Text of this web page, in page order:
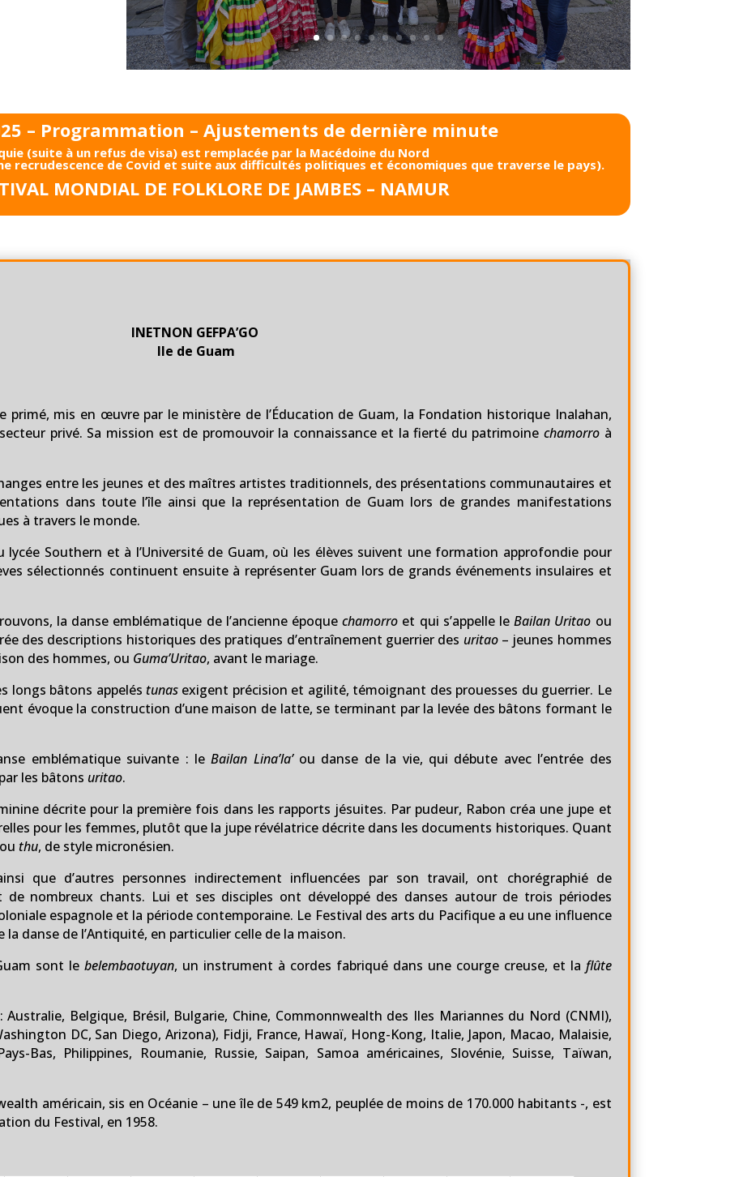
– Programmation – Ajustements de dernière minute
(suite à un refus de visa) est remplacée par la Macédoine du Nord
recrudescence de Covid et suite aux difficultés politiques et économiques que traverse le pays).
MONDIAL DE FOLKLORE DE JAMBES – NAMUR
INETNON GEFPA’GO
Ile de Guam
primé, mis en œuvre par le ministère de l’Éducation de Guam, la Fondation historique Inalahan,
privé. Sa mission est de promouvoir la connaissance et la fierté du patrimoinechamorro à
entre les jeunes et des maîtres artistes traditionnels, des présentations communautaires et
dans toute l’île ainsi que la représentation de Guam lors de grandes manifestations
à travers le monde.
lycée Southern et à l’Université de Guam, où les élèves suivent une formation approfondie pour
sélectionnés continuent ensuite à représenter Guam lors de grands événements insulaires et
la danse emblématique de l’ancienne époquechamorro et qui s’appelle leBailan Uritao ou
des descriptions historiques des pratiques d’entraînement guerrier des uritao– jeunes hommes
des hommes, ou Guma’Uritao, avant le mariage.
longs bâtons appelés tunasexigent précision et agilité, témoignant des prouesses du guerrier. Le
évoque la construction d’une maison de latte, se terminant par la levée des bâtons formant le
emblématique suivante : leBailan Lina’la’ou danse de la vie, qui débute avec l’entrée des
les bâtons uritao.
décrite pour la première fois dans les rapports jésuites. Par pudeur, Rabon créa une jupe et
pour les femmes, plutôt que la jupe révélatrice décrite dans les documents historiques. Quant
thu, de style micronésien.
que d’autres personnes indirectement influencées par son travail, ont chorégraphié de
de nombreux chants. Lui et ses disciples ont développé des danses autour de trois périodes
espagnole et la période contemporaine. Le Festival des arts du Pacifique a eu une influence
danse de l’Antiquité, en particulier celle de la maison.
sont lebelembaotuyan, un instrument à cordes fabriqué dans une courge creuse, et la flûte
Belgique, Brésil, Bulgarie, Chine, Commonnwealth des Iles Mariannes du Nord (CNMI),
DC, San Diego, Arizona), Fidji, France, Hawaï, Hong-Kong, Italie, Japon, Macao, Malaisie,
Bas, Philippines, Roumanie, Russie, Saipan, Samoa américaines, Slovénie, Suisse, Taïwan,
américain, sis en Océanie – une île de 549 km2, peuplée de moins de 170.000 habitants -, est
du Festival, en 1958.